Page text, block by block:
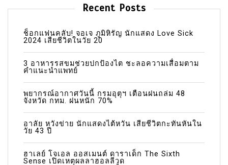
Recent Posts
ช็อกแฟนคลับ! จอเจ ภูมิหิรัญ นักแสดง Love Sick
2024 เสียชีวิตในวัย 20
3 อาหารรสขมช่วยปกป้องไต ชะลอความเสื่อมตาม
คำแนะนำแพทย์
พยากรณ์อากาศวันนี้ กรมอุตุฯ เตือนฝนถล่ม 48
จังหวัด กทม. ฝนหนัก 70%
อาลัย หวังข่าย นักแสดงไต้หวัน เสียชีวิตกะทันหันใน
วัย 43 ปี
ฮาเลย์ โจเอล ออสเมนต์ ดาราเด็ก The Sixth
Sense เปิดเหตุผลลาฮอลลีวูด